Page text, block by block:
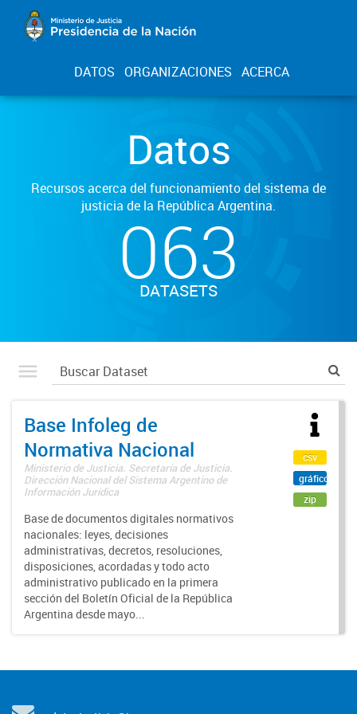
DATOS ORGANIZACIONES ACERCA
Datos
Recursos acerca del funcionamiento del sistema de
justicia de la República Argentina.
063
DATASETS
Base Infoleg de
Normativa Nacional
Ministerio de Justicia. Secretaría de Justicia.
Dirección Nacional del Sistema Argentino de
Información Jurídica
Base de documentos digitales normativos
nacionales: leyes, decisiones
administrativas, decretos, resoluciones,
disposiciones, acordadas y todo acto
administrativo publicado en la primera
sección del Boletín Oficial de la República
Argentina desde mayo...
csv
gráfico
zip